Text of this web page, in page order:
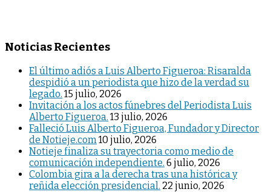
Noticias Recientes
El último adiós a Luis Alberto Figueroa: Risaralda
despidió a un periodista que hizo de la verdad su
legado. 15 julio, 2026
Invitación a los actos fúnebres del Periodista Luis
Alberto Figueroa. 13 julio, 2026
Falleció Luis Alberto Figueroa, Fundador y Director
de Notieje.com 10 julio, 2026
Notieje finaliza su trayectoria como medio de
comunicación independiente. 6 julio, 2026
Colombia gira a la derecha tras una histórica y
reñida elección presidencial. 22 junio, 2026